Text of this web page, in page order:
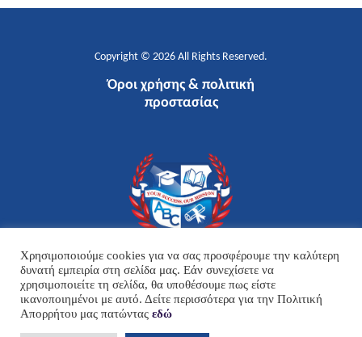
Copyright © 2026 All Rights Reserved.
Όροι χρήσης & πολιτική
προστασίας
ΑΦΜ: 800418295
ΔΟΥ: Α’ Πειραιά
Αριθ ΓΕΜΗ: 121438009000
Χρησιμοποιούμε cookies για να σας προσφέρουμε την καλύτερη
δυνατή εμπειρία στη σελίδα μας. Εάν συνεχίσετε να
χρησιμοποιείτε τη σελίδα, θα υποθέσουμε πως είστε
ικανοποιημένοι με αυτό. Δείτε περισσότερα για την Πολιτική
Απορρήτου μας πατώντας εδώ